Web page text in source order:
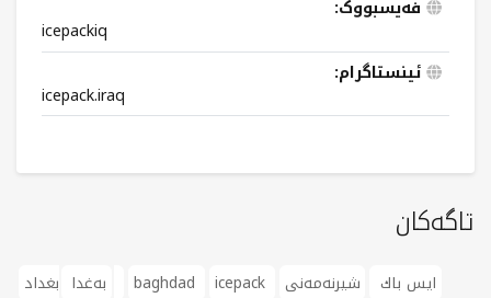
فەیسبووک:
icepackiq
ئینستاگرام:
icepack.iraq
تاگەکان
بەغدا baghdad icepack ايس باك
شیرنەمەنی